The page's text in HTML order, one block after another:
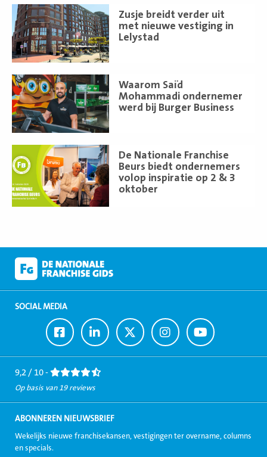
Zusje breidt verder uit
met nieuwe vestiging in
Lelystad
Lees
meer
Waarom Saïd
Mohammadi ondernemer
werd bij Burger Business
Lees
meer
De Nationale Franchise
Beurs biedt ondernemers
volop inspiratie op 2 & 3
oktober
meer
SOCIAL MEDIA
Ga
naar
Facebook
Ga
naar
LinkedIn
Ga
naar
Twitter
Ga
naar
Instagram
Ga
naar
Youtube
9,2 / 10 -
Op basis van 19 reviews
ABONNEREN NIEUWSBRIEF
Wekelijks nieuwe franchisekansen, vestigingen ter overname, columns
en specials.